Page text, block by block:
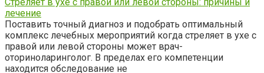
лечение
Поставить точный диагноз и подобрать оптимальный
комплекс лечебных мероприятий когда стреляет в ухе с
правой или левой стороны может врач-
оториноларинголог. В пределах его компетенции
находится обследование не